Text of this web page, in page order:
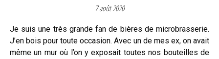
7 août 2020
Je suis une très grande fan de bières de microbrasserie.
J’en bois pour toute occasion. Avec un de mes ex, on avait
même un mur où l’on y exposait toutes nos bouteilles de